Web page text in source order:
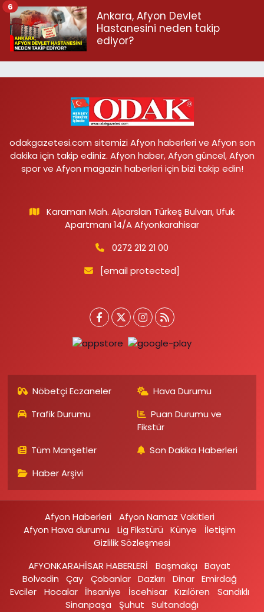
Ankara, Afyon Devlet
Hastanesini neden takip
ediyor?
6
odakgazetesi.com sitemizi Afyon haberleri ve Afyon son
dakika için takip ediniz. Afyon haber, Afyon güncel, Afyon
spor ve Afyon magazin haberleri için bizi takip edin!
Karaman Mah. Alparslan Türkeş Bulvarı, Ufuk
Apartmanı 14/A Afyonkarahisar
0272 212 21 00
[email protected]
Nöbetçi Eczaneler
Hava Durumu
Trafik Durumu
Puan Durumu ve
Fikstür
Tüm Manşetler
Son Dakika Haberleri
Haber Arşivi
Afyon Haberleri
Afyon Namaz Vakitleri
Afyon Hava durumu
Lig Fikstürü Künye
İletişim
Gizlilik Sözleşmesi
AFYONKARAHİSAR HABERLERİ
Başmakçı
Bayat
Bolvadin
Çay Çobanlar Dazkırı Dinar Emirdağ‎
Evciler‎
Hocalar İhsaniye‎ İscehisar Kızılören‎
Sandıklı‎
Sinanpaşa
Şuhut Sultandağı